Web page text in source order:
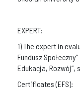
EXPERT:
1) The expert in
Fundusz
Edukacja, Rozwój”,
Certificates (EFS):